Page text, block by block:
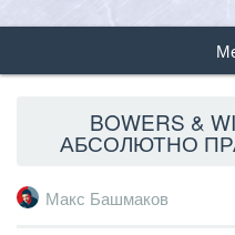
BOWERS &
АБСОЛЮТНО
Макс Башмаков